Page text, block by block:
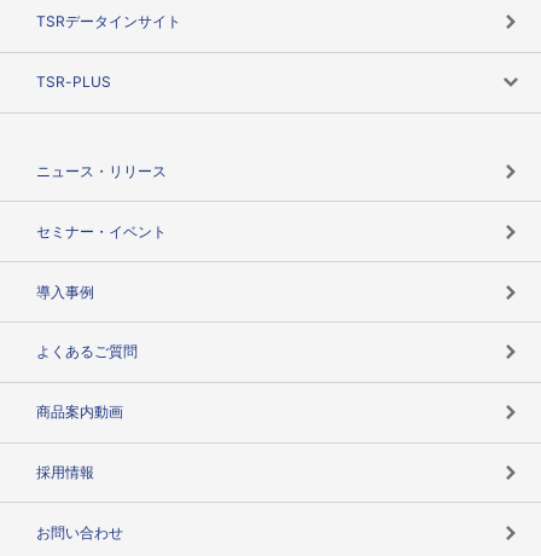
TSRデータインサイト
TSR-PLUS
ニュース・リリース
セミナー・イベント
導入事例
よくあるご質問
商品案内動画
採用情報
お問い合わせ